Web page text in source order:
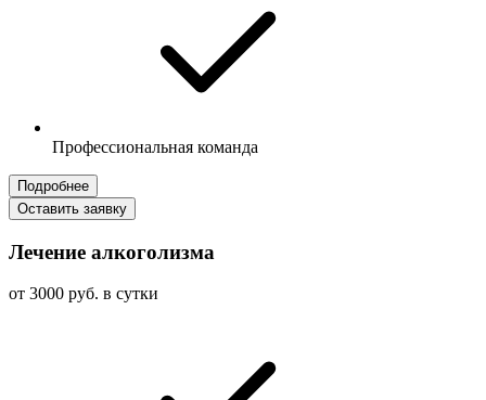
Профессиональная команда
Подробнее
Оставить заявку
Лечение алкоголизма
от 3000 руб. в сутки